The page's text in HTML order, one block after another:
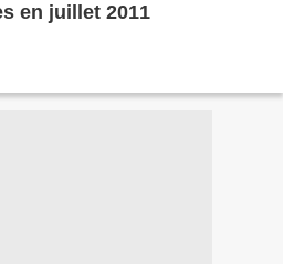
en juillet 2011